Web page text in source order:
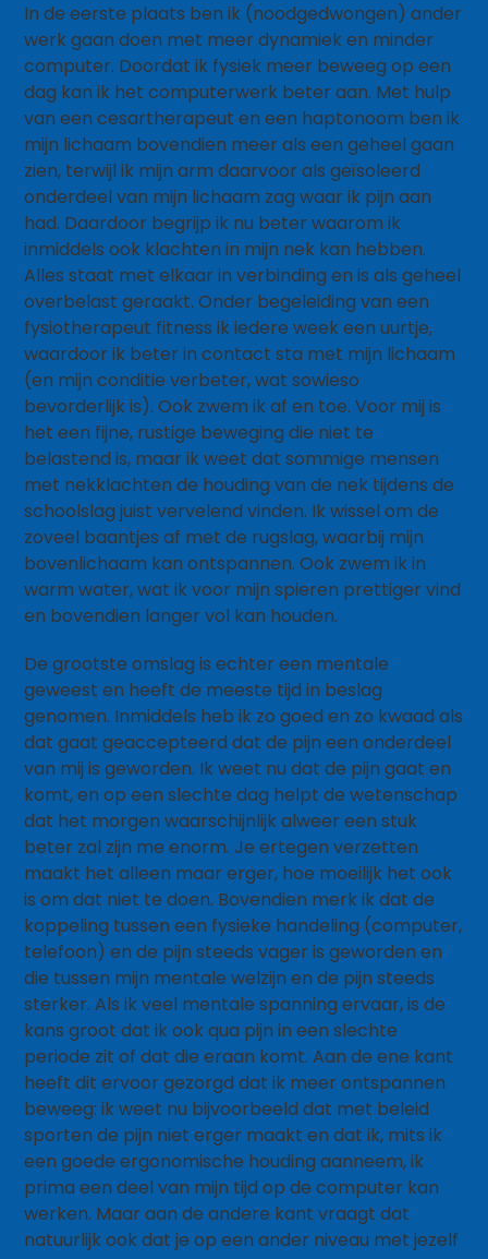
In de eerste plaats ben ik (noodgedwongen) ander
werk gaan doen met meer dynamiek en minder
computer. Doordat ik fysiek meer beweeg op een
dag kan ik het computerwerk beter aan. Met hulp
van een cesartherapeut en een haptonoom ben ik
mijn lichaam bovendien meer als een geheel gaan
zien, terwijl ik mijn arm daarvoor als geïsoleerd
onderdeel van mijn lichaam zag waar ik pijn aan
had. Daardoor begrijp ik nu beter waarom ik
inmiddels ook klachten in mijn nek kan hebben.
Alles staat met elkaar in verbinding en is als geheel
overbelast geraakt. Onder begeleiding van een
fysiotherapeut fitness ik iedere week een uurtje,
waardoor ik beter in contact sta met mijn lichaam
(en mijn conditie verbeter, wat sowieso
bevorderlijk is). Ook zwem ik af en toe. Voor mij is
het een fijne, rustige beweging die niet te
belastend is, maar ik weet dat sommige mensen
met nekklachten de houding van de nek tijdens de
schoolslag juist vervelend vinden. Ik wissel om de
zoveel baantjes af met de rugslag, waarbij mijn
bovenlichaam kan ontspannen. Ook zwem ik in
warm water, wat ik voor mijn spieren prettiger vind
en bovendien langer vol kan houden.
De grootste omslag is echter een mentale
geweest en heeft de meeste tijd in beslag
genomen. Inmiddels heb ik zo goed en zo kwaad als
dat gaat geaccepteerd dat de pijn een onderdeel
van mij is geworden. Ik weet nu dat de pijn gaat en
komt, en op een slechte dag helpt de wetenschap
dat het morgen waarschijnlijk alweer een stuk
beter zal zijn me enorm. Je ertegen verzetten
maakt het alleen maar erger, hoe moeilijk het ook
is om dat niet te doen. Bovendien merk ik dat de
koppeling tussen een fysieke handeling (computer,
telefoon) en de pijn steeds vager is geworden en
die tussen mijn mentale welzijn en de pijn steeds
sterker. Als ik veel mentale spanning ervaar, is de
kans groot dat ik ook qua pijn in een slechte
periode zit of dat die eraan komt. Aan de ene kant
heeft dit ervoor gezorgd dat ik meer ontspannen
beweeg: ik weet nu bijvoorbeeld dat met beleid
sporten de pijn niet erger maakt en dat ik, mits ik
een goede ergonomische houding aanneem, ik
prima een deel van mijn tijd op de computer kan
werken. Maar aan de andere kant vraagt dat
natuurlijk ook dat je op een ander niveau met jezelf